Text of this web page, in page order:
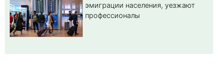
эмиграции населения, уезжают
профессионалы